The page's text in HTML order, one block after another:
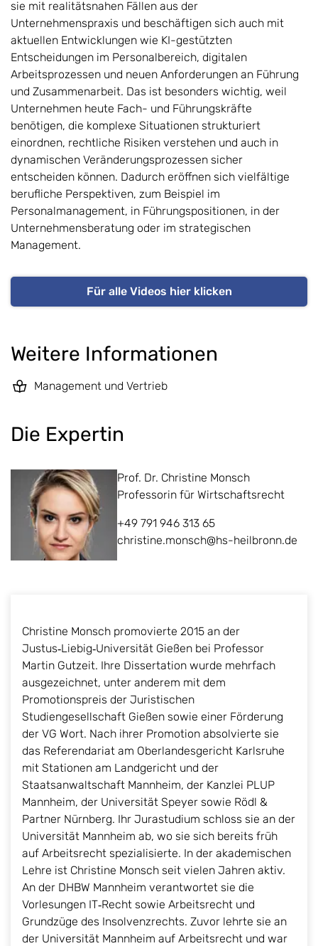
sie mit realitätsnahen Fällen aus der
Unternehmenspraxis und beschäftigen sich auch mit
aktuellen Entwicklungen wie KI-gestützten
Entscheidungen im Personalbereich, digitalen
Arbeitsprozessen und neuen Anforderungen an Führung
und Zusammenarbeit. Das ist besonders wichtig, weil
Unternehmen heute Fach- und Führungskräfte
benötigen, die komplexe Situationen strukturiert
einordnen, rechtliche Risiken verstehen und auch in
dynamischen Veränderungsprozessen sicher
entscheiden können. Dadurch eröffnen sich vielfältige
berufliche Perspektiven, zum Beispiel im
Personalmanagement, in Führungspositionen, in der
Unternehmensberatung oder im strategischen
Management.
Für alle Videos hier klicken
Weitere Informationen
Management und Vertrieb
Die Expertin
Prof. Dr. Christine Monsch
Professorin für Wirtschaftsrecht
+49 791 946 313 65
christine.monsch@hs-heilbronn.de
Christine Monsch promovierte 2015 an der
Justus‑Liebig‑Universität Gießen bei Professor
Martin Gutzeit. Ihre Dissertation wurde mehrfach
ausgezeichnet, unter anderem mit dem
Promotionspreis der Juristischen
Studiengesellschaft Gießen sowie einer Förderung
der VG Wort. Nach ihrer Promotion absolvierte sie
das Referendariat am Oberlandesgericht Karlsruhe
mit Stationen am Landgericht und der
Staatsanwaltschaft Mannheim, der Kanzlei PLUP
Mannheim, der Universität Speyer sowie Rödl &
Partner Nürnberg. Ihr Jurastudium schloss sie an der
Universität Mannheim ab, wo sie sich bereits früh
auf Arbeitsrecht spezialisierte. In der akademischen
Lehre ist Christine Monsch seit vielen Jahren aktiv.
An der DHBW Mannheim verantwortet sie die
Vorlesungen IT‑Recht sowie Arbeitsrecht und
Grundzüge des Insolvenzrechts. Zuvor lehrte sie an
der Universität Mannheim auf Arbeitsrecht und war